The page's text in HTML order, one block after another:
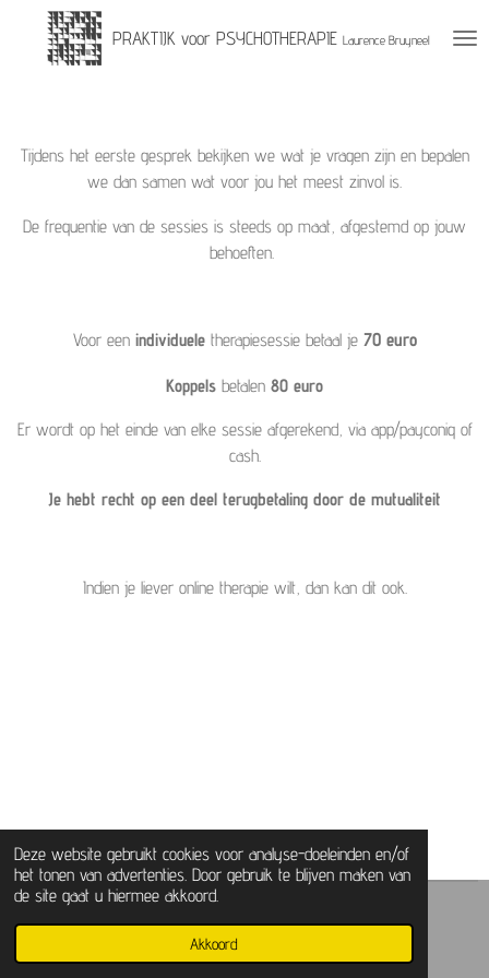
Deze website gebruikt cookies voor analyse-doeleinden en/of
het tonen van advertenties. Door gebruik te blijven maken van
de site gaat u hiermee akkoord.
Akkoord
direct
PRAKTIJK voor PSYCHOTHERAPIE Laurence Bruyneel
Tijdens het eerste gesprek bekijken we wat je vragen zijn en bepalen
we dan samen wat voor jou het meest zinvol is.
De frequentie van de sessies is steeds op maat, afgestemd op jouw
behoeften.
Voor een individueletherapiesessie betaal je 70 euro
Koppels betalen 80 euro
Er wordt op het einde van elke sessie afgerekend, via app/payconiq of
cash.
Je hebt recht op een deel terugbetaling door de mutualiteit
Indien je liever online therapie wilt, dan kan dit ook.